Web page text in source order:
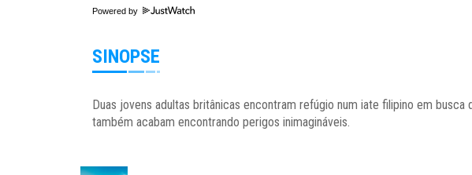
Powered by
SINOPSE
Duas jovens adultas britânicas encontram refúgio num iate filipino em busca
também acabam encontrando perigos inimagináveis.